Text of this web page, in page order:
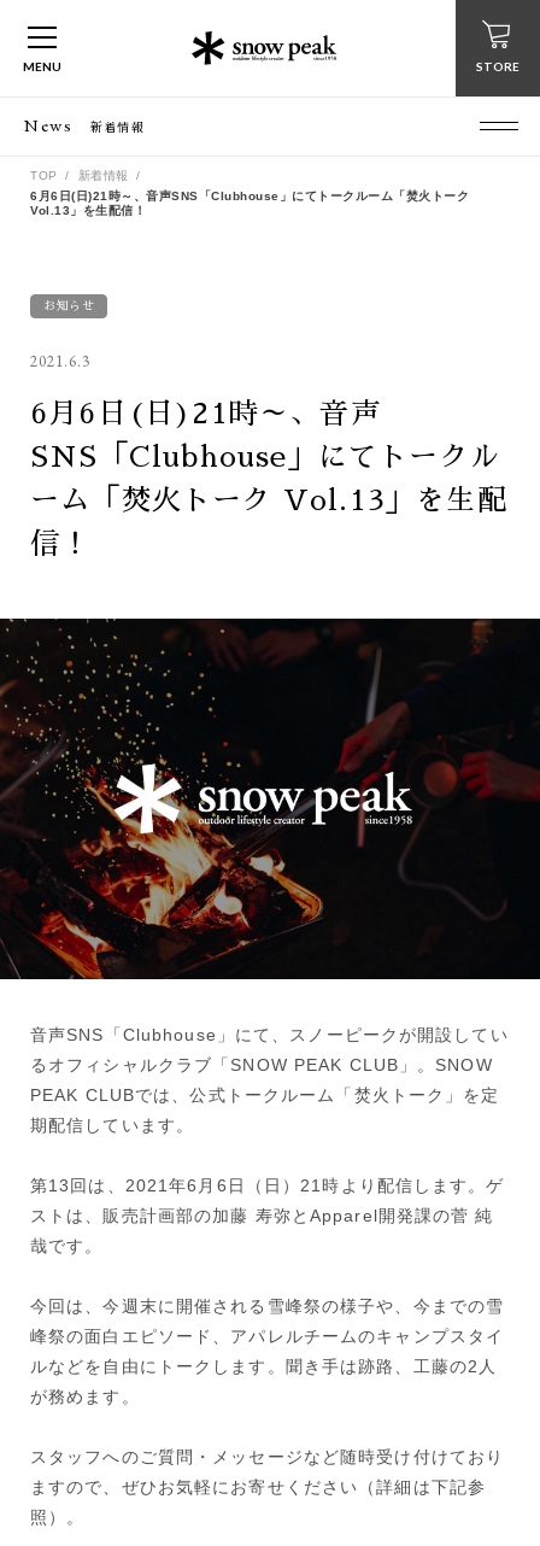
MENU STORE
News 新着情報
TOP
新着情報
6月6日(日)21時～、音声SNS「Clubhouse」にてトークルーム「焚火トーク
Vol.13」を生配信！
お知らせ
2021.6.3
6月6日(日)21時～、音声
SNS「Clubhouse」にてトークル
ーム「焚火トーク Vol.13」を生配
信！
音声SNS「Clubhouse」にて、スノーピークが開設してい
るオフィシャルクラブ「SNOW PEAK CLUB」。SNOW
PEAK CLUBでは、公式トークルーム「焚火トーク」を定
期配信しています。
第13回は、2021年6月6日（日）21時より配信します。ゲ
ストは、販売計画部の加藤 寿弥とApparel開発課の菅 純
哉です。
今回は、今週末に開催される雪峰祭の様子や、今までの雪
峰祭の面白エピソード、アパレルチームのキャンプスタイ
ルなどを自由にトークします。聞き手は跡路、工藤の2人
が務めます。
スタッフへのご質問・メッセージなど随時受け付けており
ますので、ぜひお気軽にお寄せください（詳細は下記参
照）。